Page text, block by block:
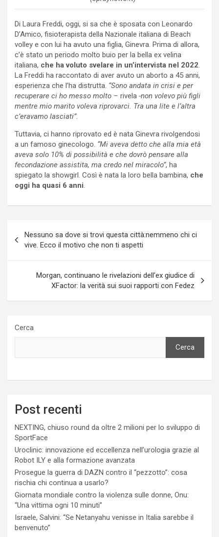
Di Laura Freddi, oggi, si sa che è sposata con Leonardo
D’Amico, fisioterapista della Nazionale italiana di Beach
volley e con lui ha avuto una figlia, Ginevra. Prima di allora,
c’è stato un periodo molto buio per la bella ex velina
italiana, che ha voluto svelare in un’intervista nel 2022.
La Freddi ha raccontato di aver avuto un aborto a 45 anni,
esperienza che l’ha distrutta. “Sono andata in crisi e per
recuperare ci ho messo molto – rivela -non volevo più figli
mentre mio marito voleva riprovarci. Tra una lite e l’altra
c’eravamo lasciati”.
Tuttavia, ci hanno riprovato ed è nata Ginevra rivolgendosi
a un famoso ginecologo. “Mi aveva detto che alla mia età
aveva solo 10% di possibilità e che dovrò pensare alla
fecondazione assistita, ma credo nel miracolo”, ha
spiegato la showgirl. Così è nata la loro bella bambina, che
oggi ha quasi 6 anni.
articoli
Nessuno sa dove si trovi questa città:nemmeno chi ci
vive. Ecco il motivo che non ti aspetti
Morgan, continuano le rivelazioni dell’ex giudice di
XFactor: la verità sui suoi rapporti con Fedez
Cerca
Cerca
Post recenti
NEXTING, chiuso round da oltre 2 milioni per lo sviluppo di
SportFace
Uroclinic: innovazione ed eccellenza nell’urologia grazie al
Robot ILY e alla formazione avanzata
Prosegue la guerra di DAZN contro il “pezzotto”: cosa
rischia chi continua a usarlo?
Giornata mondiale contro la violenza sulle donne, Onu:
“Una vittima ogni 10 minuti”
Israele, Salvini: “Se Netanyahu venisse in Italia sarebbe il
benvenuto”